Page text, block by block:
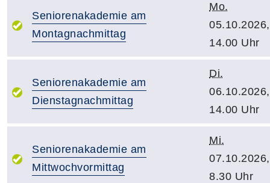
Seniorenakademie am
Montagnachmittag
Mo.
05.10.2026,
14.00 Uhr
Seniorenakademie am
Dienstagnachmittag
Di.
06.10.2026,
14.00 Uhr
Seniorenakademie am
Mittwochvormittag
Mi.
07.10.2026,
8.30 Uhr